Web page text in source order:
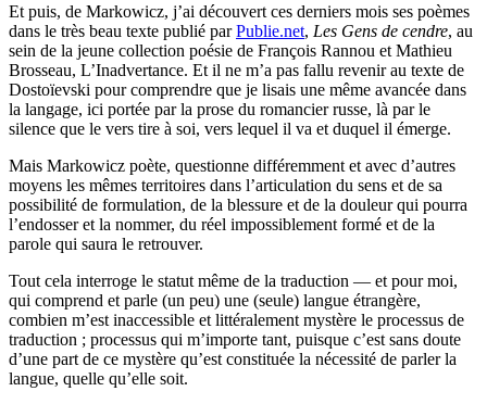
Et puis, de Markowicz, j’ai découvert ces derniers mois ses poèmes
dans le très beau texte publié parPublie.net, Les Gens de cendre, au
sein de la jeune collection poésie de François Rannou et Mathieu
Brosseau, L’Inadvertance. Et il ne m’a pas fallu revenir au texte de
Dostoïevski pour comprendre que je lisais une même avancée dans
la langage, ici portée par la prose du romancier russe, là par le
silence que le vers tire à soi, vers lequel il va et duquel il émerge.
Mais Markowicz poète, questionne différemment et avec d’autres
moyens les mêmes territoires dans l’articulation du sens et de sa
possibilité de formulation, de la blessure et de la douleur qui pourra
l’endosser et la nommer, du réel impossiblement formé et de la
parole qui saura le retrouver.
Tout cela interroge le statut même de la traduction — et pour moi,
qui comprend et parle (un peu) une (seule) langue étrangère,
combien m’est inaccessible et littéralement mystère le processus de
traduction ; processus qui m’importe tant, puisque c’est sans doute
d’une part de ce mystère qu’est constituée la nécessité de parler la
langue, quelle qu’elle soit.